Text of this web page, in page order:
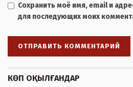
Сохранить моё имя, email и
для последующих моих
КӨП ОҚЫЛҒАНДАР